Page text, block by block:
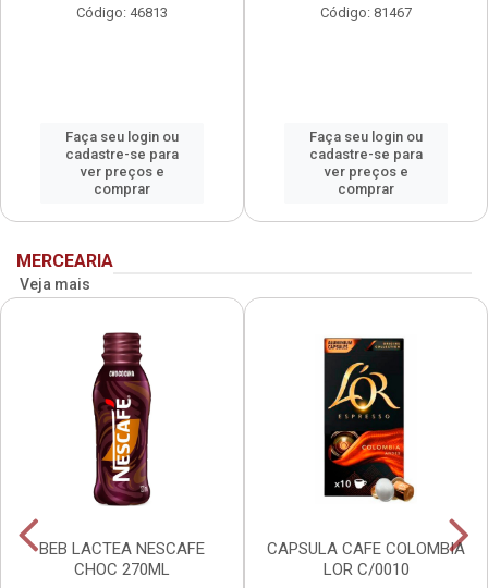
Código: 46813
Faça seu login ou
cadastre-se para
ver preços e
comprar
Código: 81467
Faça seu login ou
cadastre-se para
ver preços e
comprar
MERCEARIA
Veja mais
BEB LACTEA NESCAFE
CHOC 270ML
CAPSULA CAFE COLOMBIA
LOR C/0010